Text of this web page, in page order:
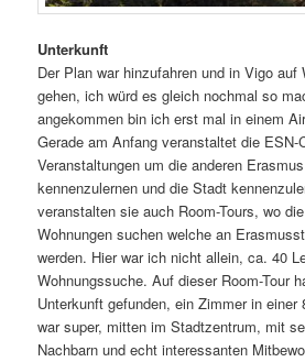
Unterkunft
Der Plan war hinzufahren und in Vigo auf
gehen, ich würd es gleich nochmal so
angekommen bin ich erst mal in einem
Gerade am Anfang veranstaltet die
Veranstaltungen um die anderen
kennenzulernen und die Stadt
veranstalten sie auch Room-Tours, wo
Wohnungen suchen welche an
werden. Hier war ich nicht allein, ca. 40
Wohnungssuche. Auf dieser Room-Tour
Unterkunft gefunden, ein Zimmer in einer
war super, mitten im Stadtzentrum, mit
Nachbarn und echt interessanten